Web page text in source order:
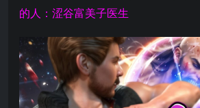
的人：涩谷富美子医生